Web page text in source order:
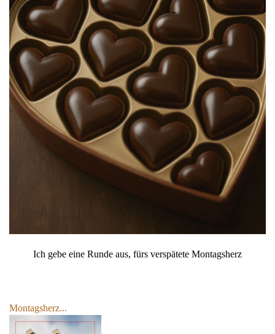
Ich gebe eine Runde aus, fürs verspätete Montagsherz
Montagsherz...